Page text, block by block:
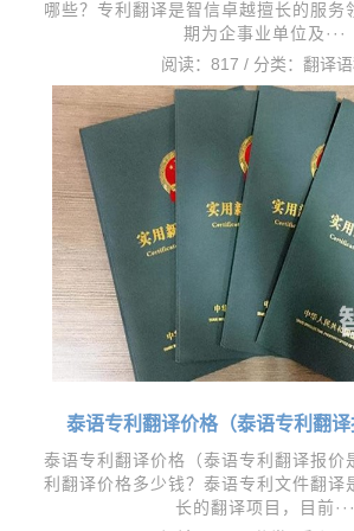
哪些？专利翻译是智信卓越擅长的服务
期为企事业单位及···
阅读：817 / 分类： 翻译
泰语专利翻译价格（泰语专利翻译
泰语专利翻译价格（泰语专利翻译报价
利翻译价格多少钱？泰语专利文件翻译
长的翻译项目，目前···